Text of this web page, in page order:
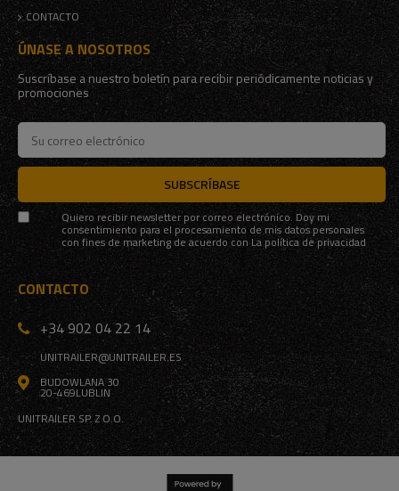
CONTACTO
ÚNASE A NOSOTROS
Suscríbase a nuestro boletín para recibir periódicamente noticias y
promociones
SUBSCRÍBASE
Quiero recibir newsletter por correo electrónico. Doy mi
consentimiento para el procesamiento de mis datos personales
con fines de marketing de acuerdo conLa política de privacidad
CONTACTO
+34 902 04 22 14
UNITRAILER@UNITRAILER.ES
BUDOWLANA 30
20-469LUBLIN
UNITRAILER SP. Z O.O.